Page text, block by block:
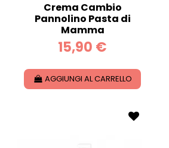
Crema Cambio
Pannolino Pasta di
Mamma
15,90 €
AGGIUNGI AL CARRELLO